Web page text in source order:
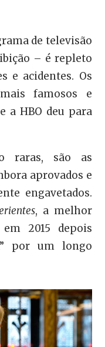
de televisão
– é repleto
e acidentes. Os
famosos e
a HBO deu para
raras, são as
aprovados e
engavetados.
, a melhor
2015 depois
por um longo